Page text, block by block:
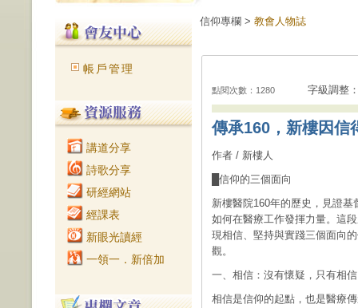
帳戶管理
講道分享
詩歌分享
研經網站
經課表
新眼光讀經
一領一．新倍加
信仰專欄 > 教會人物誌
點閱次數：1280 字級調整
傳承160，新樓因信
作者 / 新樓人
█信仰的三個面向
新樓醫院160年的歷史，見證基
如何在醫療工作發揮力量。這
現相信、堅持與實踐三個面向
觀。
一、相信：沒有懷疑，只有相
相信是信仰的起點，也是醫療